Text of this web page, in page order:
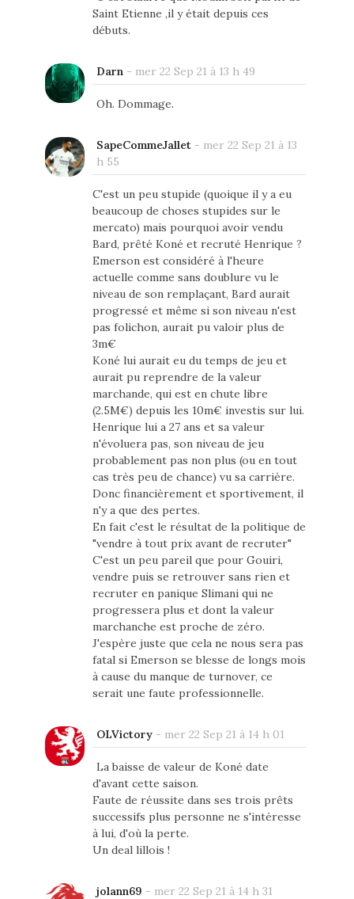
Saint Etienne ,il y était depuis ces
débuts.
Darn - mer 22 Sep 21 à 13 h 49
Oh. Dommage.
SapeCommeJallet- mer 22 Sep 21 à 13
h 55
C'est un peu stupide (quoique il y a eu
beaucoup de choses stupides sur le
mercato) mais pourquoi avoir vendu
Bard, prêté Koné et recruté Henrique ?
Emerson est considéré à l'heure
actuelle comme sans doublure vu le
niveau de son remplaçant, Bard aurait
progressé et même si son niveau n'est
pas folichon, aurait pu valoir plus de
3m€
Koné lui aurait eu du temps de jeu et
aurait pu reprendre de la valeur
marchande, qui est en chute libre
(2.5M€) depuis les 10m€ investis sur lui.
Henrique lui a 27 ans et sa valeur
n'évoluera pas, son niveau de jeu
probablement pas non plus (ou en tout
cas très peu de chance) vu sa carrière.
Donc financièrement et sportivement, il
n'y a que des pertes.
En fait c'est le résultat de la politique de
"vendre à tout prix avant de recruter"
C'est un peu pareil que pour Gouiri,
vendre puis se retrouver sans rien et
recruter en panique Slimani qui ne
progressera plus et dont la valeur
marchanche est proche de zéro.
J'espère juste que cela ne nous sera pas
fatal si Emerson se blesse de longs mois
à cause du manque de turnover, ce
serait une faute professionnelle.
OLVictory- mer 22 Sep 21 à 14 h 01
La baisse de valeur de Koné date
d'avant cette saison.
Faute de réussite dans ses trois prêts
successifs plus personne ne s'intéresse
à lui, d'où la perte.
Un deal lillois !
jolann69 - mer 22 Sep 21 à 14 h 31